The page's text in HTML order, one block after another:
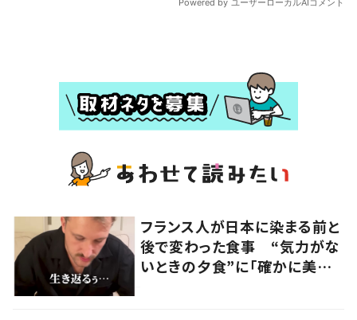
フランス人が日本に染まる前と
後で変わった食事 “気力がな
いときの夕食”に「確かに美味